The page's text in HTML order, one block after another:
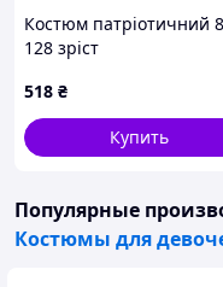
Костюм патріотичний
128 зріст
518 ₴
Купить
Популярные
Костюмы для